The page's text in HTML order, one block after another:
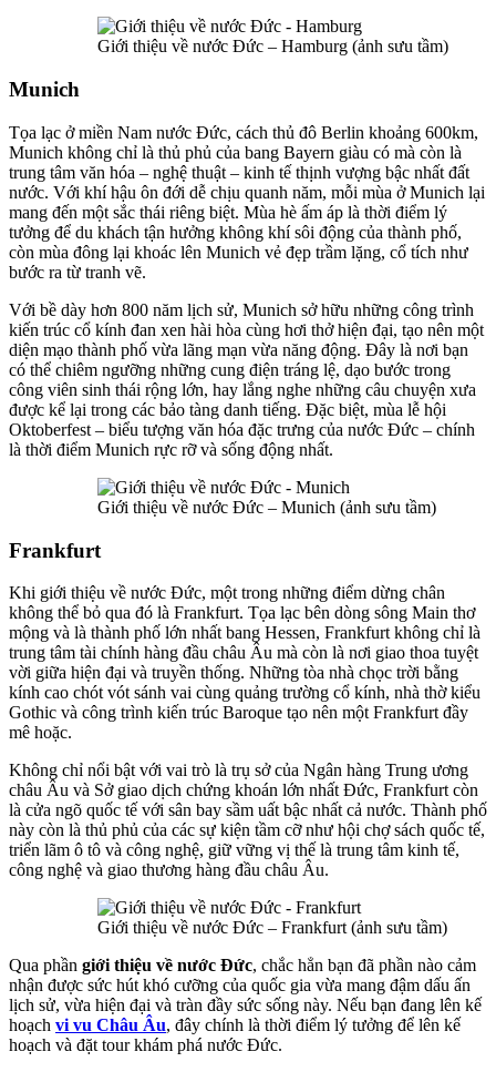
Giới thiệu về nước Đức – Hamburg (ảnh sưu tầm)
Munich
Tọa lạc ở miền Nam nước Đức, cách thủ đô Berlin khoảng 600km,
Munich không chỉ là thủ phủ của bang Bayern giàu có mà còn là
trung tâm văn hóa – nghệ thuật – kinh tế thịnh vượng bậc nhất đất
nước. Với khí hậu ôn đới dễ chịu quanh năm, mỗi mùa ở Munich lại
mang đến một sắc thái riêng biệt. Mùa hè ấm áp là thời điểm lý
tưởng để du khách tận hưởng không khí sôi động của thành phố,
còn mùa đông lại khoác lên Munich vẻ đẹp trầm lặng, cổ tích như
bước ra từ tranh vẽ.
Với bề dày hơn 800 năm lịch sử, Munich sở hữu những công trình
kiến trúc cổ kính đan xen hài hòa cùng hơi thở hiện đại, tạo nên một
diện mạo thành phố vừa lãng mạn vừa năng động. Đây là nơi bạn
có thể chiêm ngưỡng những cung điện tráng lệ, dạo bước trong
công viên sinh thái rộng lớn, hay lắng nghe những câu chuyện xưa
được kể lại trong các bảo tàng danh tiếng. Đặc biệt, mùa lễ hội
Oktoberfest – biểu tượng văn hóa đặc trưng của nước Đức – chính
là thời điểm Munich rực rỡ và sống động nhất.
Giới thiệu về nước Đức – Munich (ảnh sưu tầm)
Frankfurt
Khi giới thiệu về nước Đức, một trong những điểm dừng chân
không thể bỏ qua đó là Frankfurt. Tọa lạc bên dòng sông Main thơ
mộng và là thành phố lớn nhất bang Hessen, Frankfurt không chỉ là
trung tâm tài chính hàng đầu châu Âu mà còn là nơi giao thoa tuyệt
vời giữa hiện đại và truyền thống. Những tòa nhà chọc trời bằng
kính cao chót vót sánh vai cùng quảng trường cổ kính, nhà thờ kiểu
Gothic và công trình kiến trúc Baroque tạo nên một Frankfurt đầy
mê hoặc.
Không chỉ nổi bật với vai trò là trụ sở của Ngân hàng Trung ương
châu Âu và Sở giao dịch chứng khoán lớn nhất Đức, Frankfurt còn
là cửa ngõ quốc tế với sân bay sầm uất bậc nhất cả nước. Thành phố
này còn là thủ phủ của các sự kiện tầm cỡ như hội chợ sách quốc tế,
triển lãm ô tô và công nghệ, giữ vững vị thế là trung tâm kinh tế,
công nghệ và giao thương hàng đầu châu Âu.
Giới thiệu về nước Đức – Frankfurt (ảnh sưu tầm)
Qua phần giới thiệu về nước Đức, chắc hẳn bạn đã phần nào cảm
nhận được sức hút khó cưỡng của quốc gia vừa mang đậm dấu ấn
lịch sử, vừa hiện đại và tràn đầy sức sống này. Nếu bạn đang lên kế
hoạch vi vu Châu Âu, đây chính là thời điểm lý tưởng để lên kế
hoạch và đặt tour khám phá nước Đức.